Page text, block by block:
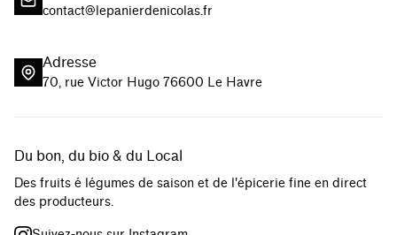
contact@lepanierdenicolas.fr
Adresse
70, rue Victor Hugo 76600 Le Havre
Du bon, du bio & du Local
Des fruits é légumes de saison et de l'épicerie fine en direct
des producteurs.